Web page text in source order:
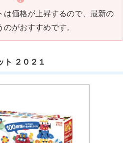
は価格が上昇するので、最新の
がおすすめです。
ト ２０２１